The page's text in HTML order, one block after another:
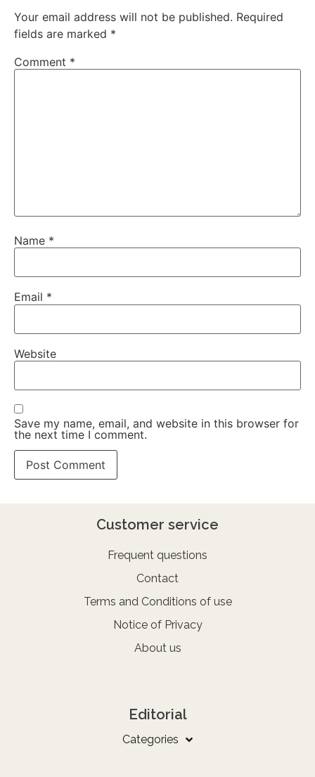
Your email address will not be published. Required
fields are marked *
Comment *
Name *
Email *
Website
Save my name, email, and website in this browser for
the next time I comment.
Customer service
Frequent questions
Contact
Terms and Conditions of use
Notice of Privacy
About us
Editorial
Categories